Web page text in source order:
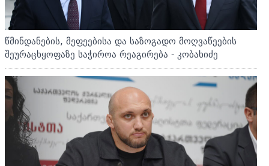
წმინდანების, მეფეებისა და საზოგადო მოღვაწეების
შეურაცხყოფაზე საჭიროა რეაგირება - კობახიძე